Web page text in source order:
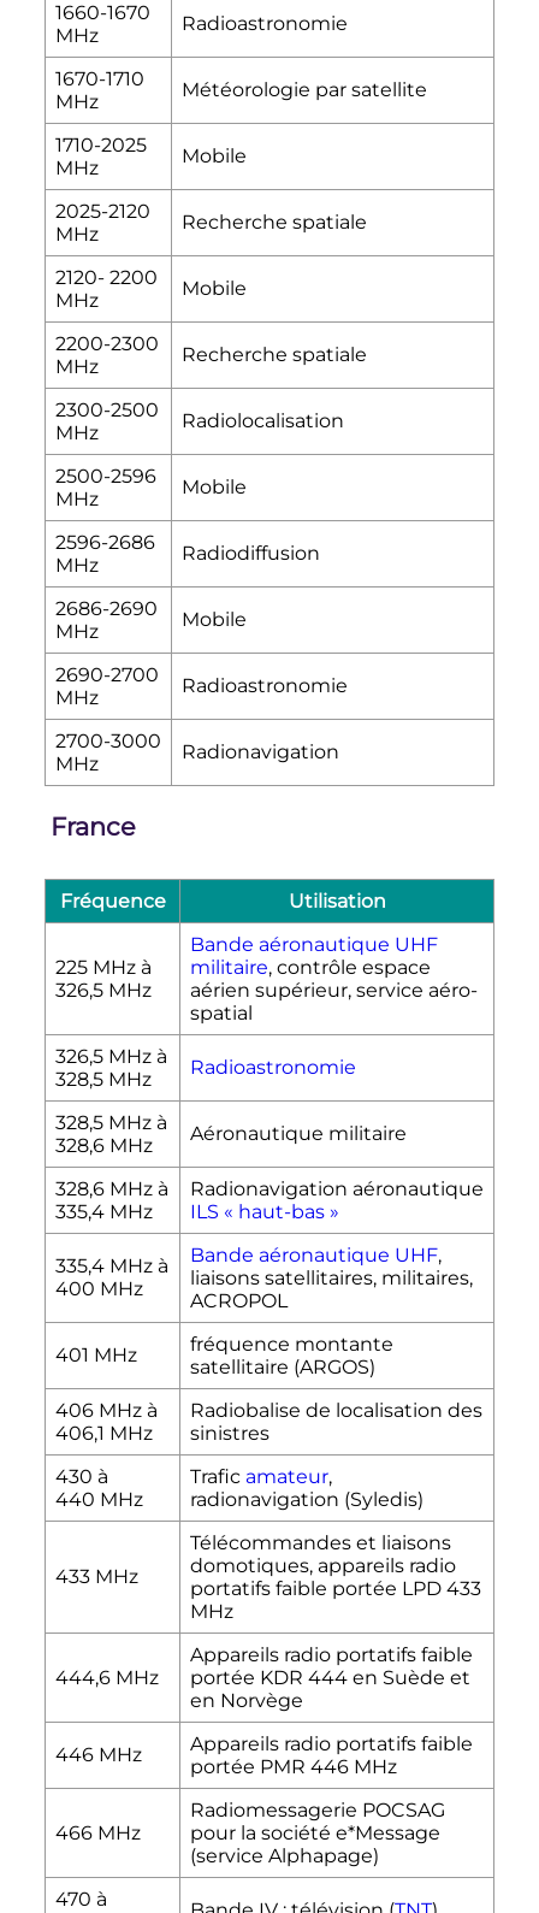
1660-1670
MHz
Radioastronomie
1670-1710
MHz
Météorologie par satellite
1710-2025
MHz
Mobile
2025-2120
MHz
Recherche spatiale
2120- 2200
MHz
Mobile
2200-2300
MHz
Recherche spatiale
2300-2500
MHz
Radiolocalisation
2500-2596
MHz
Mobile
2596-2686
MHz
Radiodiffusion
2686-2690
MHz
Mobile
2690-2700
MHz
Radioastronomie
2700-3000
MHz
Radionavigation
France
Fréquence Utilisation
225 MHz à
326,5 MHz
Bande aéronautique UHF
militaire, contrôle espace
aérien supérieur, service aéro-
spatial
326,5 MHz à
328,5 MHz
Radioastronomie
328,5 MHz à
328,6 MHz
Aéronautique militaire
328,6 MHz à
335,4 MHz
Radionavigation aéronautique
ILS « haut-bas »
335,4 MHz à
400 MHz
Bande aéronautique UHF,
liaisons satellitaires, militaires,
ACROPOL
401 MHz
fréquence montante
satellitaire (ARGOS)
406 MHz à
406,1 MHz
Radiobalise de localisation des
sinistres
430 à
440 MHz
Trafic amateur,
radionavigation (Syledis)
433 MHz
Télécommandes et liaisons
domotiques, appareils radio
portatifs faible portée LPD 433
MHz
444,6 MHz
Appareils radio portatifs faible
portée KDR 444 en Suède et
en Norvège
446 MHz
Appareils radio portatifs faible
portée PMR 446 MHz
466 MHz
Radiomessagerie POCSAG
pour la société e*Message
(service Alphapage)
470 à